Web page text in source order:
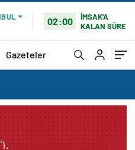
02:00
İMSAK'A
KALAN SÜRE
Gazeteler